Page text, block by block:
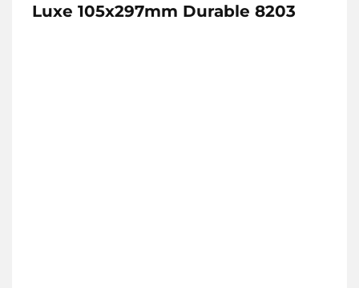
Luxe 105x297mm Durable 8203